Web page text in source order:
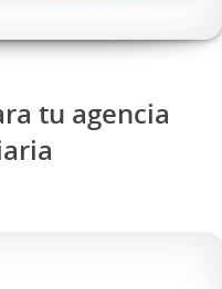
tu agencia